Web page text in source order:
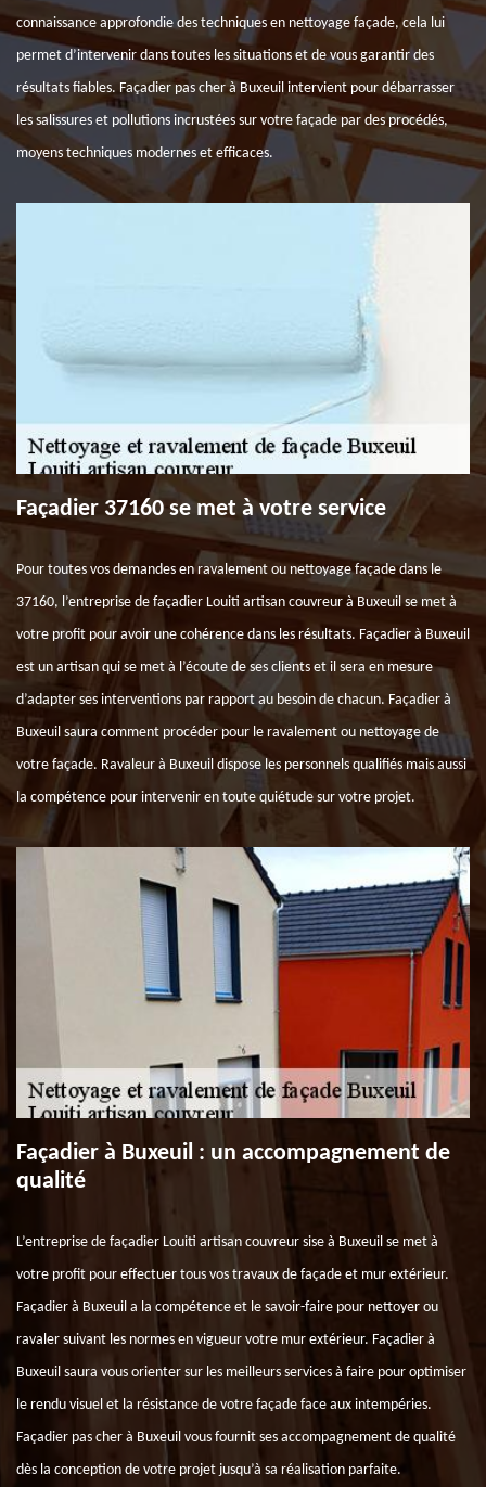
connaissance approfondie des techniques en nettoyage façade, cela lui
permet d’intervenir dans toutes les situations et de vous garantir des
résultats fiables. Façadier pas cher à Buxeuil intervient pour débarrasser
les salissures et pollutions incrustées sur votre façade par des procédés,
moyens techniques modernes et efficaces.
Façadier 37160 se met à votre service
Pour toutes vos demandes en ravalement ou nettoyage façade dans le
37160, l’entreprise de façadier Louiti artisan couvreur à Buxeuil se met à
votre profit pour avoir une cohérence dans les résultats. Façadier à Buxeuil
est un artisan qui se met à l’écoute de ses clients et il sera en mesure
d’adapter ses interventions par rapport au besoin de chacun. Façadier à
Buxeuil saura comment procéder pour le ravalement ou nettoyage de
votre façade. Ravaleur à Buxeuil dispose les personnels qualifiés mais aussi
la compétence pour intervenir en toute quiétude sur votre projet.
Façadier à Buxeuil : un accompagnement de
qualité
L’entreprise de façadier Louiti artisan couvreur sise à Buxeuil se met à
votre profit pour effectuer tous vos travaux de façade et mur extérieur.
Façadier à Buxeuil a la compétence et le savoir-faire pour nettoyer ou
ravaler suivant les normes en vigueur votre mur extérieur. Façadier à
Buxeuil saura vous orienter sur les meilleurs services à faire pour optimiser
le rendu visuel et la résistance de votre façade face aux intempéries.
Façadier pas cher à Buxeuil vous fournit ses accompagnement de qualité
dès la conception de votre projet jusqu’à sa réalisation parfaite.